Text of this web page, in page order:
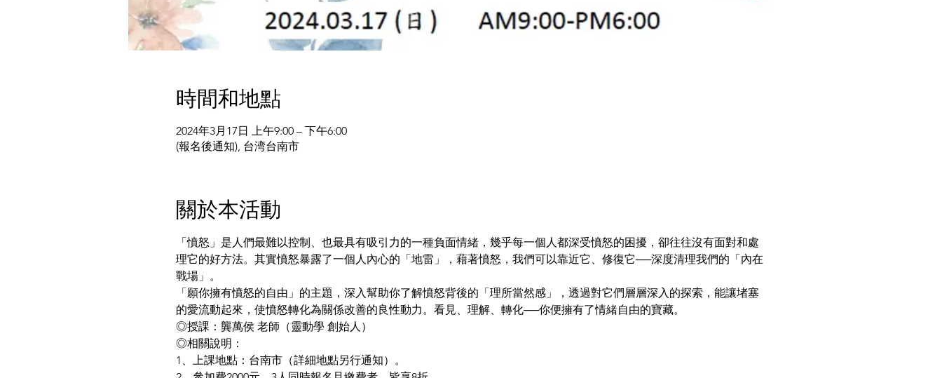
時間和地點
2024年3月17日 上午9:00 – 下午6:00
(報名後通知), 台湾台南市
關於本活動
「憤怒」是人們最難以控制、也最具有吸引力的一種負面情緒，幾乎每一個人都深受憤怒的困擾，卻往往沒有面對和處
理它的好方法。其實憤怒暴露了一個人內心的「地雷」，藉著憤怒，我們可以靠近它、修復它──深度清理我們的「內在
戰場」。
「願你擁有憤怒的自由」的主題，深入幫助你了解憤怒背後的「理所當然感」，透過對它們層層深入的探索，能讓堵塞
的愛流動起來，使憤怒轉化為關係改善的良性動力。看見、理解、轉化──你便擁有了情緒自由的寶藏。
◎授課：龔萬侯 老師（靈動學 創始人）
◎相關說明：
1、上課地點：台南市（詳細地點另行通知）。